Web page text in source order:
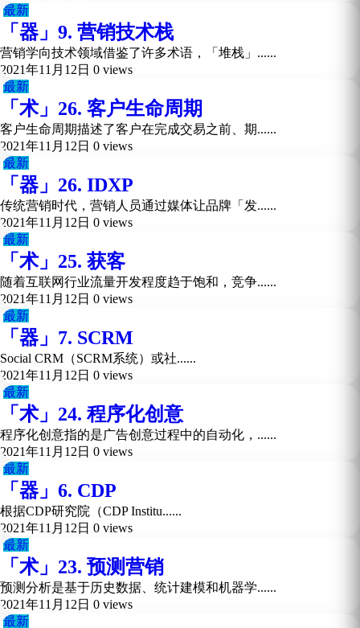
最新
「器」9. 营销技术栈
营销学向技术领域借鉴了许多术语，「堆栈」......
2021年11月12日 0 views
最新
「术」26. 客户生命周期
客户生命周期描述了客户在完成交易之前、期......
2021年11月12日 0 views
最新
「器」26. IDXP
传统营销时代，营销人员通过媒体让品牌「发......
2021年11月12日 0 views
最新
「术」25. 获客
随着互联网行业流量开发程度趋于饱和，竞争......
2021年11月12日 0 views
最新
「器」7. SCRM
Social CRM（SCRM系统）或社......
2021年11月12日 0 views
最新
「术」24. 程序化创意
程序化创意指的是广告创意过程中的自动化，......
2021年11月12日 0 views
最新
「器」6. CDP
根据CDP研究院（CDP Institu......
2021年11月12日 0 views
最新
「术」23. 预测营销
预测分析是基于历史数据、统计建模和机器学......
2021年11月12日 0 views
最新